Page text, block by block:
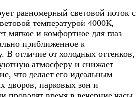
равномерный световой поток с
температурой 4000К,
мягкое и комфортное для глаз
приближенное к
В отличие от холодных оттенков,
атмосферу и снижает
что делает его идеальным
дворов, парковых зон и